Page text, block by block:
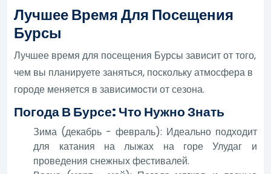
Лучшее Время Для Посещения
Бурсы
Лучшее время для посещения Бурсы зависит от того,
чем вы планируете заняться, поскольку атмосфера в
городе меняется в зависимости от сезона.
Погода В Бурсе: Что Нужно Знать
Зима (декабрь - февраль): Идеально подходит
для катания на лыжах на горе Улудаг и
проведения снежных фестивалей.